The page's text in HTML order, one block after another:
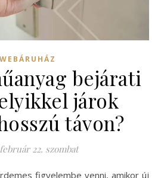
WEBÁRUHÁZ
bejárati
járok
távon?
22. szombat